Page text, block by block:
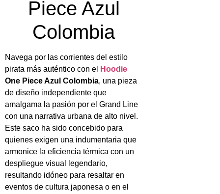
Piece Azul
Colombia
Navega por las corrientes del estilo
pirata más auténtico con el
Hoodie
One Piece Azul Colombia, una pieza
de diseño independiente que
amalgama la pasión por el Grand Line
con una narrativa urbana de alto nivel.
Este saco ha sido concebido para
quienes exigen una indumentaria que
armonice la eficiencia térmica con un
despliegue visual legendario,
resultando idóneo para resaltar en
eventos de cultura japonesa o en el